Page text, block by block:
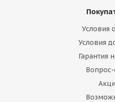
Условия
Условия
Гарантия
Вопрос-